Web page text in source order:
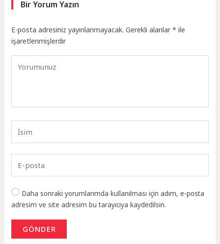
Bir Yorum Yazın
E-posta adresiniz yayınlanmayacak. Gerekli alanlar* ile
işaretlenmişlerdir
Daha sonraki yorumlarımda kullanılması için adım, e-posta
adresim ve site adresim bu tarayıcıya kaydedilsin.
GÖNDER